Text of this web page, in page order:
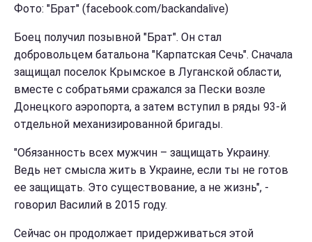
Фото: "Брат" (facebook.com/backandalive)
Боец получил позывной "Брат". Он стал
добровольцем батальона "Карпатская Сечь". Сначала
защищал поселок Крымское в Луганской области,
вместе с собратьями сражался за Пески возле
Донецкого аэропорта, а затем вступил в ряды 93-й
отдельной механизированной бригады.
"Обязанность всех мужчин – защищать Украину.
Ведь нет смысла жить в Украине, если ты не готов
ее защищать. Это существование, а не жизнь", -
говорил Василий в 2015 году.
Сейчас он продолжает придерживаться этой